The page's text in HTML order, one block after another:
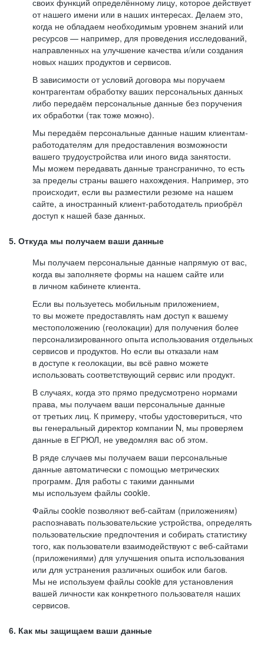
своих функций определённому лицу, которое действует
от нашего имени или в наших интересах. Делаем это,
когда не обладаем необходимым уровнем знаний или
ресурсов — например, для проведения исследований,
направленных на улучшение качества и/или создания
новых наших продуктов и сервисов.
В зависимости от условий договора мы поручаем
контрагентам обработку ваших персональных данных
либо передаём персональные данные без поручения
их обработки (так тоже можно).
Мы передаём персональные данные нашим клиентам-
работодателям для предоставления возможности
вашего трудоустройства или иного вида занятости.
Мы можем передавать данные трансгранично, то есть
за пределы страны вашего нахождения. Например, это
происходит, если вы разместили резюме на нашем
сайте, а иностранный клиент-работодатель приобрёл
доступ к нашей базе данных.
5. Откуда мы получаем ваши данные
Мы получаем персональные данные напрямую от вас,
когда вы заполняете формы на нашем сайте или
в личном кабинете клиента.
Если вы пользуетесь мобильным приложением,
то вы можете предоставлять нам доступ к вашему
местоположению (геолокации) для получения более
персонализированного опыта использования отдельных
сервисов и продуктов. Но если вы отказали нам
в доступе к геолокации, вы всё равно можете
использовать соответствующий сервис или продукт.
В случаях, когда это прямо предусмотрено нормами
права, мы получаем ваши персональные данные
от третьих лиц. К примеру, чтобы удостовериться, что
вы генеральный директор компании N, мы проверяем
данные в ЕГРЮЛ, не уведомляя вас об этом.
В ряде случаев мы получаем ваши персональные
данные автоматически с помощью метрических
программ. Для работы с такими данными
мы используем файлы cookie.
Файлы cookie позволяют веб-сайтам (приложениям)
распознавать пользовательские устройства, определять
пользовательские предпочтения и собирать статистику
того, как пользователи взаимодействуют с веб-сайтами
(приложениями) для улучшения опыта использования
или для устранения различных ошибок или багов.
Мы не используем файлы cookie для установления
вашей личности как конкретного пользователя наших
сервисов.
6. Как мы защищаем ваши данные